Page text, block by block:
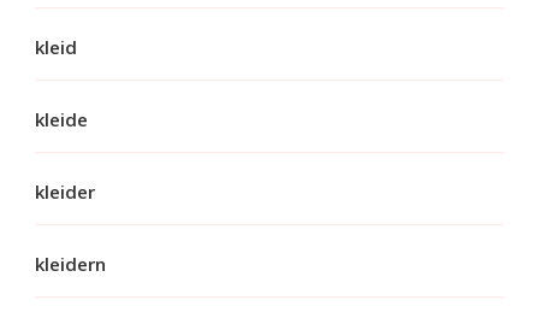
kleid
kleide
kleider
kleidern